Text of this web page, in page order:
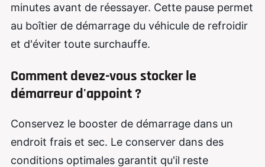
minutes avant de réessayer. Cette pause permet
au boîtier de démarrage du véhicule de refroidir
et d'éviter toute surchauffe.
Comment devez-vous stocker le
démarreur d'appoint ?
Conservez le booster de démarrage dans un
endroit frais et sec. Le conserver dans des
conditions optimales garantit qu'il reste